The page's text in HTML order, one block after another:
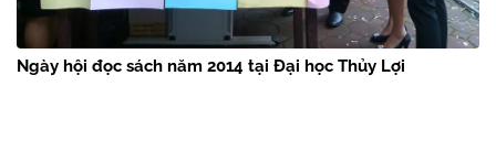
Ngày hội đọc sách năm 2014 tại Đại học Thủy Lợi